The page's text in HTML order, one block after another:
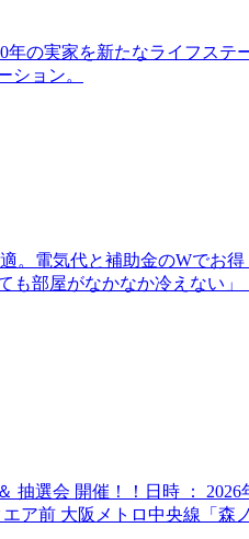
の実家を新たなライフステ
ション。
。電気代と補助金のWでお
も部屋がなかなか冷えない
抽選会 開催！！日時 ：
ア前 大阪メトロ中央線「森